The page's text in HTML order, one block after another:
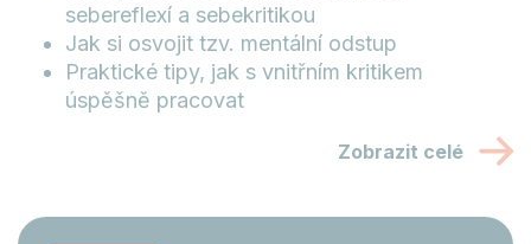
sebereflexí a sebekritikou
Jak si osvojit tzv. mentální odstup
Praktické tipy, jak s vnitřním kritikem
úspěšně pracovat
Zobrazit celé